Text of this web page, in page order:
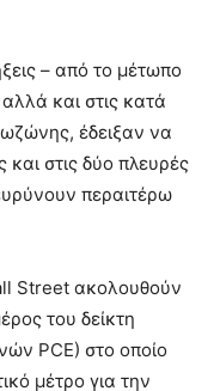
– από το μέτωπο
και στις κατά
έδειξαν να
στις δύο πλευρές
περαιτέρω
Street ακολουθούν
του δείκτη
PCE) στο οποίο
μέτρο για την